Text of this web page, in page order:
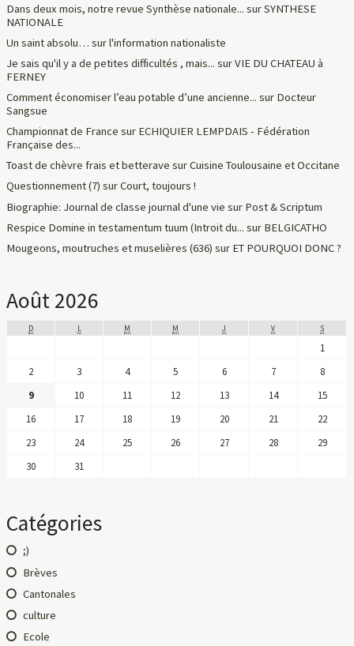
Dans deux mois, notre revue Synthèse nationale... surSYNTHESE
NATIONALE
Un saint absolu… surl'information nationaliste
Je sais qu'il y a de petites difficultés , mais... surVIE DU CHATEAU à
FERNEY
Comment économiser l’eau potable d’une ancienne... sur Docteur
Sangsue
Championnat de France sur ECHIQUIER LEMPDAIS - Fédération
Française des...
Toast de chèvre frais et betterave surCuisine Toulousaine et Occitane
Questionnement (7) surCourt, toujours !
Biographie: Journal de classe journal d'une vie sur Post & Scriptum
Respice Domine in testamentum tuum (Introit du... sur BELGICATHO
Mougeons, moutruches et muselières (636) sur ET POURQUOI DONC ?
Août 2026
D L M M J V S
1
2
3 4 5 6 7
8
9
10 11 12 13 14
15
16
17 18 19 20 21
22
23
24 25 26 27 28
29
30
31
Catégories
;)
Brèves
Cantonales
culture
Ecole